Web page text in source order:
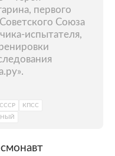
первого
Союза
испытателя,
КПСС